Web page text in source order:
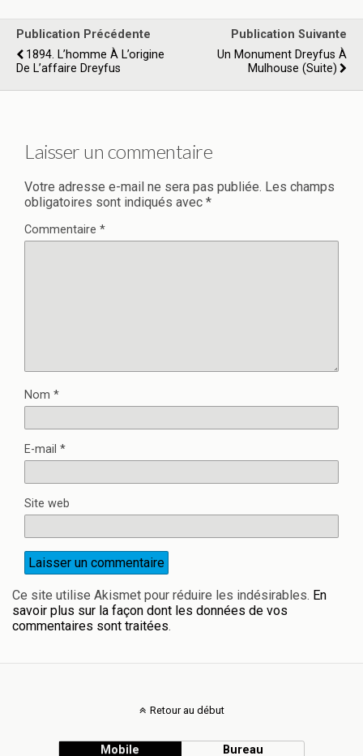
Publication Précédente
1894. L’homme À L’origine
De L’affaire Dreyfus
Publication Suivante
Un Monument Dreyfus À
Mulhouse (suite)
Laisser un commentaire
Votre adresse e-mail ne sera pas publiée. Les champs
obligatoires sont indiqués avec *
Commentaire *
Nom *
E-mail *
Site web
Ce site utilise Akismet pour réduire les indésirables. En
savoir plus sur la façon dont les données de vos
commentaires sont traitées.
Retour au début
Mobile Bureau